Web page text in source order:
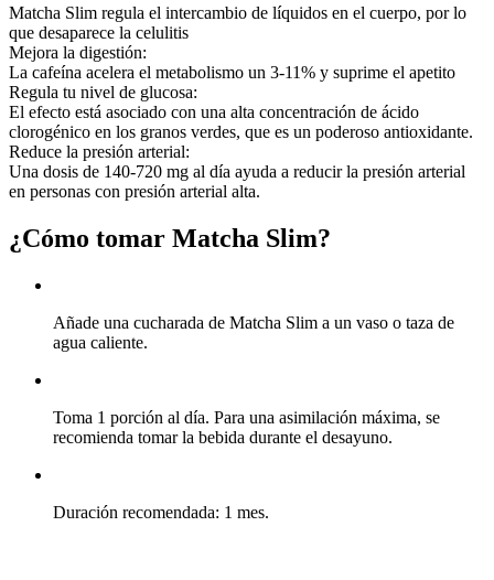
Matcha Slim regula el intercambio de líquidos en el cuerpo, por lo
que desaparece la celulitis
Mejora la digestión:
La cafeína acelera el metabolismo un 3-11% y suprime el apetito
Regula tu nivel de glucosa:
El efecto está asociado con una alta concentración de ácido
clorogénico en los granos verdes, que es un poderoso antioxidante.
Reduce la presión arterial:
Una dosis de 140-720 mg al día ayuda a reducir la presión arterial
en personas con presión arterial alta.
¿Cómo tomar Matcha Slim?
Añade una cucharada de Matcha Slim a un vaso o taza de
agua caliente.
Toma 1 porción al día. Para una asimilación máxima, se
recomienda tomar la bebida durante el desayuno.
Duración recomendada: 1 mes.